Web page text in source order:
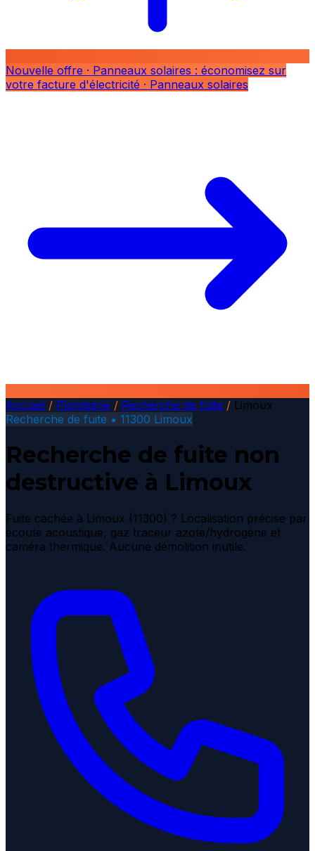
Nouvelle offre · Panneaux solaires : économisez sur
votre facture d'électricité · Panneaux solaires
Accueil / Plomberie / Recherche de fuite / Limoux
Recherche de fuite • 11300 Limoux
Recherche de fuite non
destructive à Limoux
Fuite cachée à Limoux (11300) ? Localisation précise par
écoute acoustique, gaz traceur azote/hydrogène et
caméra thermique. Aucune démolition inutile.